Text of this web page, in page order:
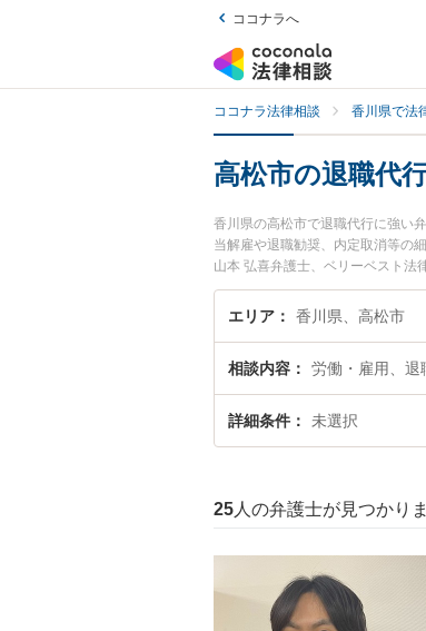
ココナラへ
ココナラ法律相談 香川県で法
高松市の退職代
香川県の高松市で退職代行に強い
当解雇や退職勧奨、内定取消等の
山本 弘喜弁護士、ベリーベスト法
職代行のトラブルを今すぐに弁護
護士に相談予約したい』などでお
エリア 香川県、高松市
相談内容 労働・雇用、退
詳細条件 未選択
25 人の弁護士が見つかり